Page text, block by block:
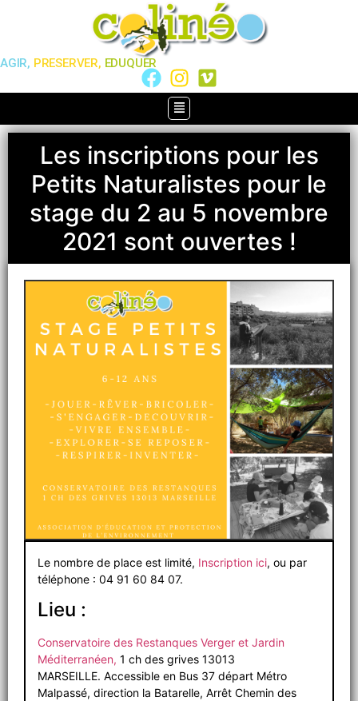
AGIR, PRESERVER, EDUQUER
Les inscriptions pour les
Petits Naturalistes pour le
stage du 2 au 5 novembre
2021 sont ouvertes !
Le nombre de place est limité, Inscription ici, ou par
téléphone : 04 91 60 84 07.
Lieu :
Conservatoire des Restanques Verger et Jardin
Méditerranéen, 1 ch des grives 13013
MARSEILLE. Accessible en Bus 37 départ Métro
Malpassé, direction la Batarelle, Arrêt Chemin des